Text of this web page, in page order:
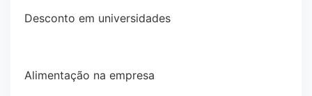
Desconto em universidades
Alimentação na empresa